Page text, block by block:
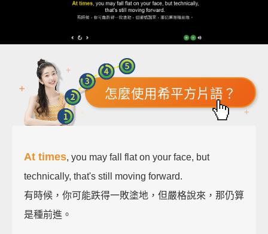
怎麼使用希平方片語？
At times, you may fall flat on your face, but
technically, that's still moving forward.
有時候，你可能跌得一敗塗地，但嚴格說來，那仍算
是種前進。